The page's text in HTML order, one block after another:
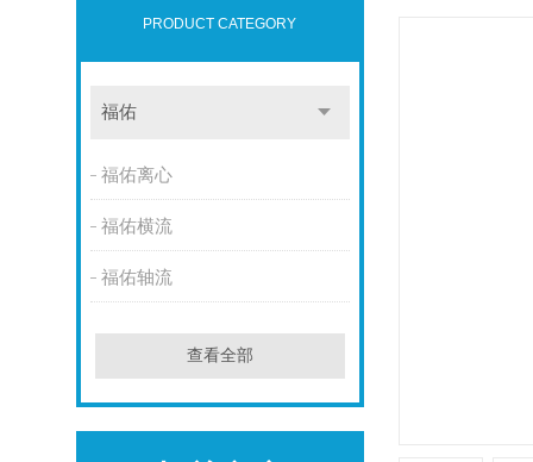
PRODUCT CATEGORY
福佑
福佑离心
福佑横流
福佑轴流
查看全部